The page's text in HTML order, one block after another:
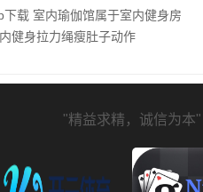
载 室内瑜伽馆属于室内健身房
健身拉力绳瘦肚子动作
"精益求精，诚信为本"